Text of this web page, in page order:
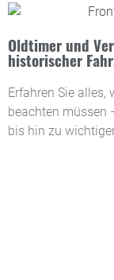
Oldtimer und
historischer
Erfahren Sie alles,
beachten müssen
bis hin zu